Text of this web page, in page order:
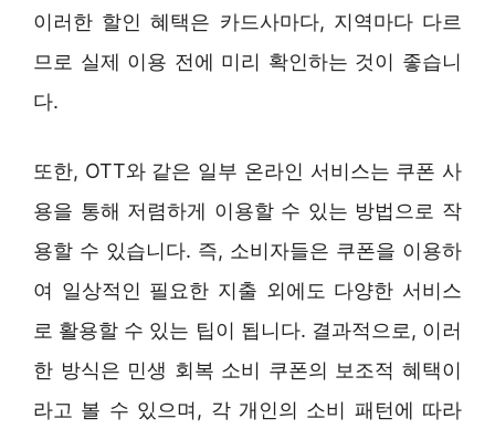
이러한 할인 혜택은 카드사마다, 지역마다 다르
므로 실제 이용 전에 미리 확인하는 것이 좋습니
다.
또한, OTT와 같은 일부 온라인 서비스는 쿠폰 사
용을 통해 저렴하게 이용할 수 있는 방법으로 작
용할 수 있습니다. 즉, 소비자들은 쿠폰을 이용하
여 일상적인 필요한 지출 외에도 다양한 서비스
로 활용할 수 있는 팁이 됩니다. 결과적으로, 이러
한 방식은 민생 회복 소비 쿠폰의 보조적 혜택이
라고 볼 수 있으며, 각 개인의 소비 패턴에 따라